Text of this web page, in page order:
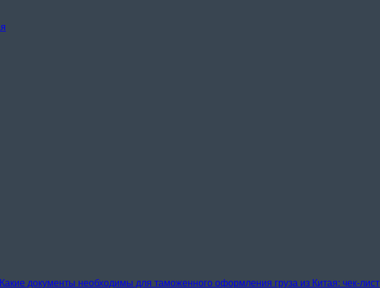
Какие документы необходимы для таможенного оформления груза из Китая: чек-лист